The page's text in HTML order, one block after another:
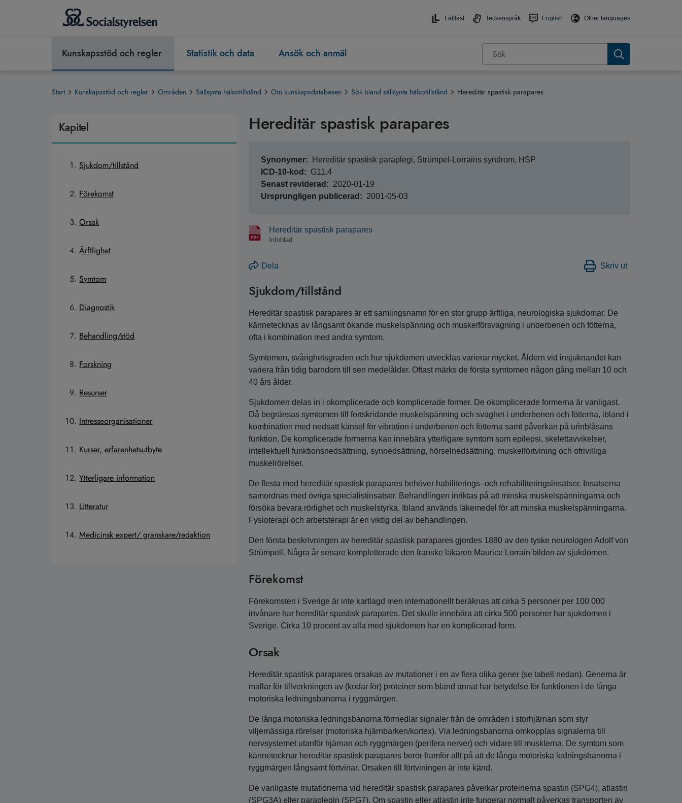
Lättläst Teckenspråk English Other languages
Kunskapsstöd och regler Statistik och data Ansök och anmäl
Start Kunskapsstöd och regler Områden Sällsynta hälsotillstånd Om kunskapsdatabasen Sök bland sällsynta hälsotillstånd Hereditär spastisk parapares
Kapitel
Sjukdom/tillstånd
Förekomst
Orsak
Ärftlighet
Symtom
Diagnostik
Behandling/stöd
Forskning
Resurser
Intresseorganisationer
Kurser, erfarenhetsutbyte
Ytterligare information
Litteratur
Medicinsk expert/ granskare/redaktion
Hereditär spastisk parapares
Synonymer
Hereditär spastisk paraplegi, Strümpel-Lorrains syndrom, HSP
ICD-10-kod G11.4
Senast reviderad 2020-01-19
Ursprungligen publicerad 2001-05-03
Hereditär spastisk parapares
Infoblad
Dela Skriv ut
Sjukdom/tillstånd
Hereditär spastisk parapares är ett samlingsnamn för en stor grupp ärftliga, neurologiska sjukdomar. De
kännetecknas av långsamt ökande muskelspänning och muskelförsvagning i underbenen och fötterna,
ofta i kombination med andra symtom.
Symtomen, svårighetsgraden och hur sjukdomen utvecklas varierar mycket. Åldern vid insjuknandet kan
variera från tidig barndom till sen medelålder. Oftast märks de första symtomen någon gång mellan 10 och
40 års ålder.
Sjukdomen delas in i okomplicerade och komplicerade former. De okomplicerade formerna är vanligast.
Då begränsas symtomen till fortskridande muskelspänning och svaghet i underbenen och fötterna, ibland i
kombination med nedsatt känsel för vibration i underbenen och fötterna samt påverkan på urinblåsans
funktion. De komplicerade formerna kan innebära ytterligare symtom som epilepsi, skelettavvikelser,
intellektuell funktionsnedsättning, synnedsättning, hörselnedsättning, muskelförtvining och ofrivilliga
muskelrörelser.
De flesta med hereditär spastisk parapares behöver habiliterings- och rehabiliteringsinsatser. Insatserna
samordnas med övriga specialistinsatser. Behandlingen inriktas på att minska muskelspänningarna och
försöka bevara rörlighet och muskelstyrka. Ibland används läkemedel för att minska muskelspänningarna.
Fysioterapi och arbetsterapi är en viktig del av behandlingen.
Den första beskrivningen av hereditär spastisk parapares gjordes 1880 av den tyske neurologen Adolf von
Strümpell. Några år senare kompletterade den franske läkaren Maurice Lorrain bilden av sjukdomen.
Förekomst
Förekomsten i Sverige är inte kartlagd men internationellt beräknas att cirka 5 personer per 100 000
invånare har hereditär spastisk parapares. Det skulle innebära att cirka 500 personer har sjukdomen i
Sverige. Cirka 10 procent av alla med sjukdomen har en komplicerad form.
Orsak
Hereditär spastisk parapares orsakas av mutationer i en av flera olika gener (se tabell nedan). Generna är
mallar för tillverkningen av (kodar för) proteiner som bland annat har betydelse för funktionen i de långa
motoriska ledningsbanorna i ryggmärgen.
De långa motoriska ledningsbanorna förmedlar signaler från de områden i storhjärnan som styr
viljemässiga rörelser (motoriska hjärnbarken/kortex). Via ledningsbanorna omkopplas signalerna till
nervsystemet utanför hjärnan och ryggmärgen (perifera nerver) och vidare till musklerna. De symtom som
kännetecknar hereditär spastisk parapares beror framför allt på att de långa motoriska ledningsbanorna i
ryggmärgen långsamt förtvinar. Orsaken till förtviningen är inte känd.
De vanligaste mutationerna vid hereditär spastisk parapares påverkar proteinerna spastin (SPG4), atlastin
(SPG3A) eller paraplegin (SPG7). Om spastin eller atlastin inte fungerar normalt påverkas transporten av